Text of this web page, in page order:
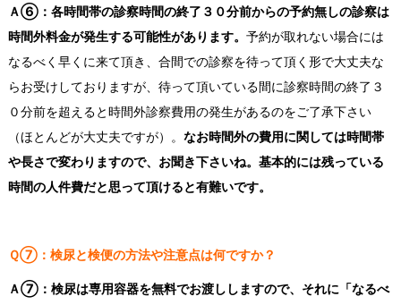
Ａ⑥： 各時間帯の診察時間の終了３０分前からの予約無しの診察は
時間外料金が発生する可能性があります。 予約が取れない場合には
なるべく早くに来て頂き、合間での診察を待って頂く形で大丈夫な
らお受けしておりますが、待って頂いている間に診察時間の終了３
０分前を超えると時間外診察費用の発生があるのをご了承下さい
（ほとんどが大丈夫ですが）。 なお時間外の費用に関しては時間帯
や長さで変わりますので、お聞き下さいね。基本的には残っている
時間の人件費だと思って頂けると有難いです。
Ｑ⑦：検尿と検便の方法や注意点は何ですか？
Ａ⑦：検尿は専用容器を無料でお渡ししますので、それに「なるべ